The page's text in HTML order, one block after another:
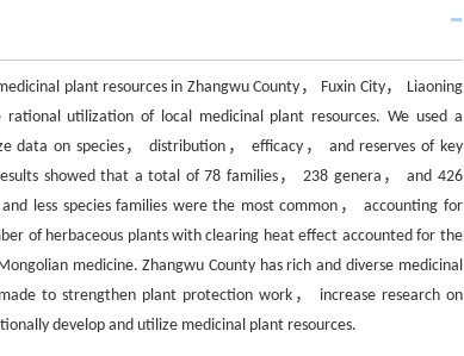
plant resources in Zhangwu County， Fuxin City， Liaoning
utilization of local medicinal plant resources. We used a
data on species， distribution， efficacy， and reserves of key
showed that a total of 78 families， 238 genera， and 426
less species families were the most common， accounting for
of herbaceous plants with clearing heat effect accounted for the
medicine. Zhangwu County has rich and diverse medicinal
to strengthen plant protection work， increase research on
develop and utilize medicinal plant resources.